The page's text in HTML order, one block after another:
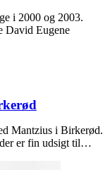
i 2000 og 2003.
David Eugene
Mantzius i Birkerød.
er fin udsigt til…